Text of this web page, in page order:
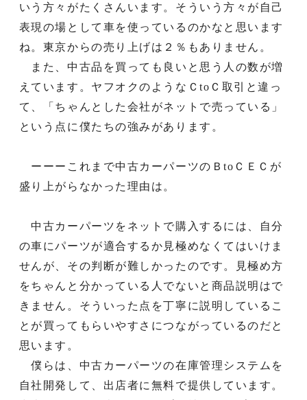
いう方々がたくさんいます。そういう方々が自己
表現の場として車を使っているのかなと思います
ね。東京からの売り上げは２％もありません。
また、中古品を買っても良いと思う人の数が増
えています。ヤフオクのようなＣtoＣ取引と違っ
て、「ちゃんとした会社がネットで売っている」
という点に僕たちの強みがあります。
ーーーこれまで中古カーパーツのＢtoＣＥＣが
盛り上がらなかった理由は。
中古カーパーツをネットで購入するには、自分
の車にパーツが適合するか見極めなくてはいけま
せんが、その判断が難しかったのです。見極め方
をちゃんと分かっている人でないと商品説明はで
きません。そういった点を丁寧に説明しているこ
とが買ってもらいやすさにつながっているのだと
思います。
僕らは、中古カーパーツの在庫管理システムを
自社開発して、出店者に無料で提供しています。